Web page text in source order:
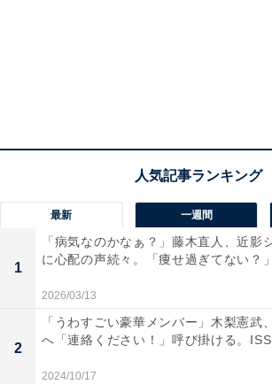
最新 一週間
1
「病気なのかなぁ？」藤木直人、近影
に心配の声続々。「痩せ過ぎてない？
2026/03/13
2
「うわすごい豪華メンバー」木梨憲武
へ「連絡ください！」呼び掛ける。
2024/10/17